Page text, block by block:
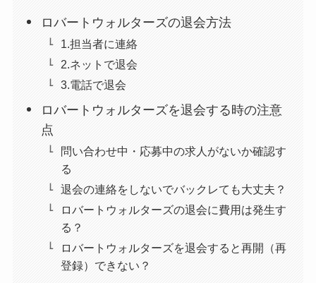
ロバートウォルターズの退会方法
1.担当者に連絡
2.ネットで退会
3.電話で退会
ロバートウォルターズを退会する時の注意
点
問い合わせ中・応募中の求人がないか確認す
る
退会の連絡をしないでバックレても大丈夫？
ロバートウォルターズの退会に費用は発生す
る？
ロバートウォルターズを退会すると再開（再
登録）できない？